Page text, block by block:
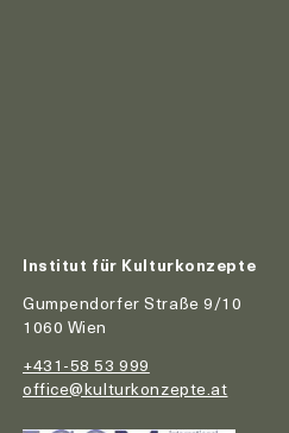
Institut für Kulturkonzepte
Gumpendorfer Straße 9/10
1060 Wien
+431-58 53 999
office@kulturkonzepte.at